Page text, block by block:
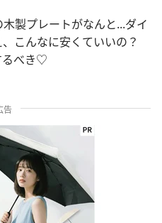
製プレートがなんと...ダイ
こんなに安くていいの？
るべき♡
告